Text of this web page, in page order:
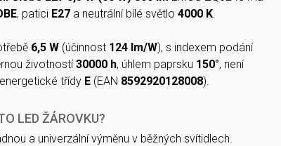
, patici E27 a neutrální bílé světlo 4000 K.
6,5 W (účinnost 124 lm/W), s indexem podání
životností30000 h, úhlem paprsku 150°, není
třídy E (EAN 8592920128008).
LED ŽÁROVKU?
a univerzální výměnu v běžných svítidlech.